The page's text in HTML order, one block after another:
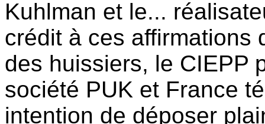
Kuhlman et le...
crédit à ces affirmations
des huissiers, le CIEPP
société PUK et France
intention de déposer